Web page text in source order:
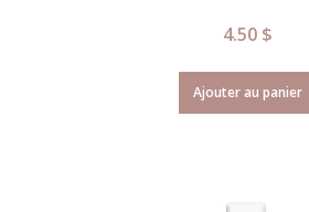
4.50 $
Ajouter au panier